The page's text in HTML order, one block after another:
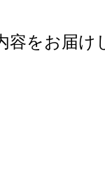
をお届け